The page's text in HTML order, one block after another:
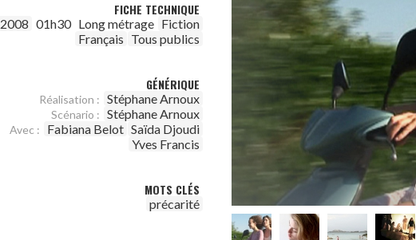
FICHE TECHNIQUE
2008 01h30 Long métrage Fiction
Français Tous publics
GÉNÉRIQUE
Réalisation : Stéphane Arnoux
Scénario : Stéphane Arnoux
Avec : Fabiana Belot Saïda Djoudi
Yves Francis
MOTS CLÉS
précarité